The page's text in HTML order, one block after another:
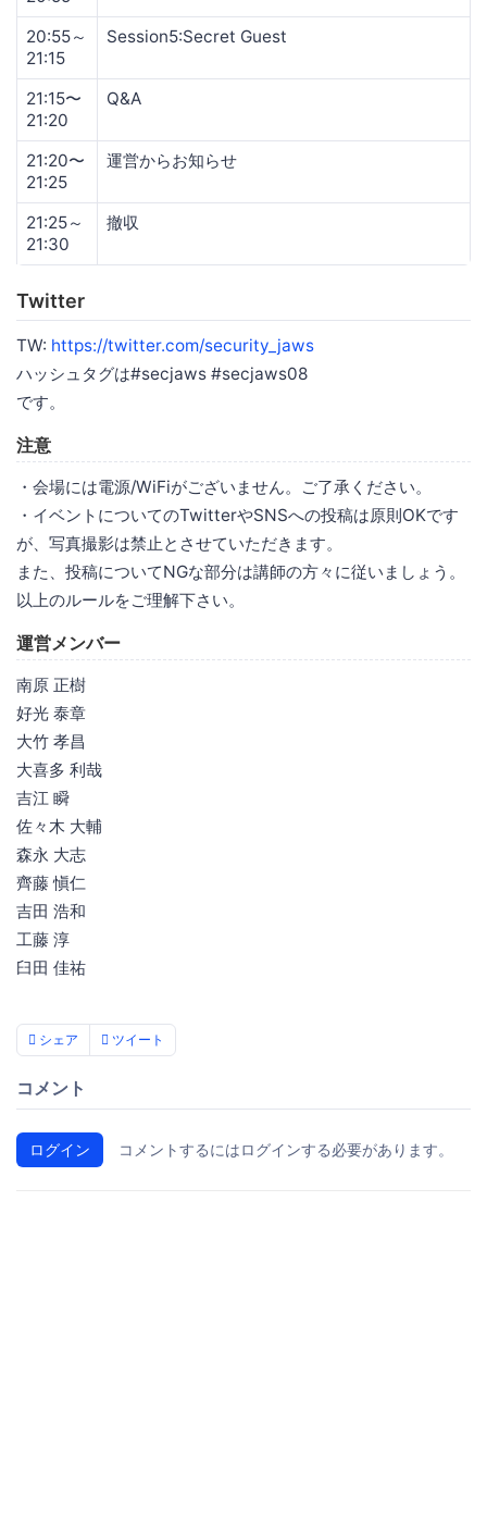
20:55～
21:15
Session5:Secret Guest
21:15〜
21:20
Q&A
21:20〜
21:25
運営からお知らせ
21:25～
21:30
撤収
Twitter
TW: https://twitter.com/security_jaws
ハッシュタグは#secjaws #secjaws08
です。
注意
・会場には電源/WiFiがございません。ご了承ください。
・イベントについてのTwitterやSNSへの投稿は原則OKです
が、写真撮影は禁止とさせていただきます。
また、投稿についてNGな部分は講師の方々に従いましょう。
以上のルールをご理解下さい。
運営メンバー
南原 正樹
好光 泰章
大竹 孝昌
大喜多 利哉
吉江 瞬
佐々木 大輔
森永 大志
齊藤 愼仁
吉田 浩和
工藤 淳
臼田 佳祐
シェア ツイート
コメント
ログイン コメントするにはログインする必要があります。